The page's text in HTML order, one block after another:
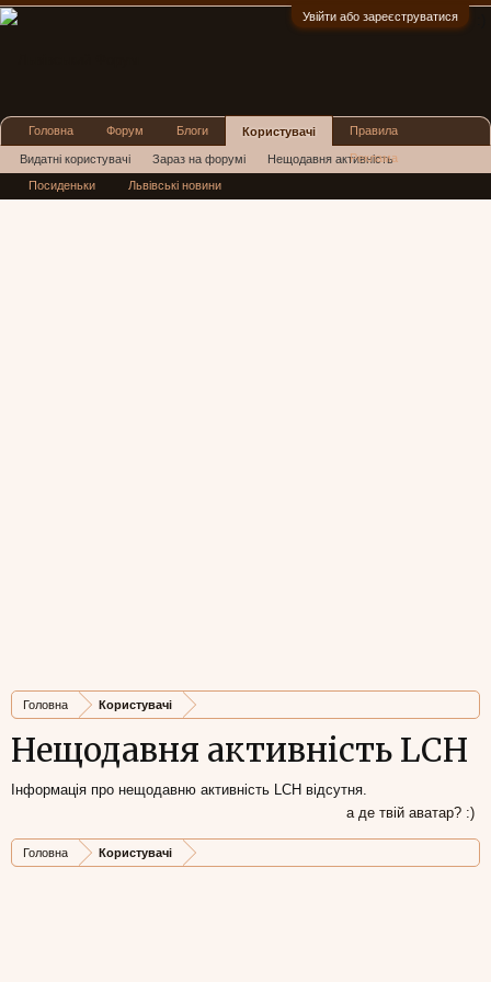
Увійти або зареєструватися
Головна Користувачі
Нещодавня активність LCH
Інформація про нещодавню активність LCH відсутня.
а де твій аватар? :)
Головна Користувачі
Головна Форум Блоги Користувачі
Видатні користувачі Зараз на форумі Нещодавня активність
Нові повідомлення профілю
Правила
Реклама
Посиденьки Львівські новини